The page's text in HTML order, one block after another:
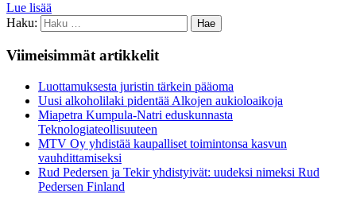
Lue lisää
Haku:
Viimeisimmät artikkelit
Luottamuksesta juristin tärkein pääoma
Uusi alkoholilaki pidentää Alkojen aukioloaikoja
Miapetra Kumpula-Natri eduskunnasta
Teknologiateollisuuteen
MTV Oy yhdistää kaupalliset toimintonsa kasvun
vauhdittamiseksi
Rud Pedersen ja Tekir yhdistyivät: uudeksi nimeksi Rud
Pedersen Finland